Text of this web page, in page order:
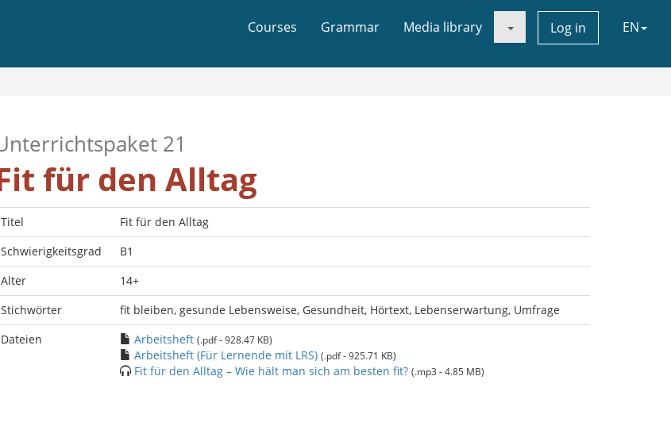
Courses Grammar Media library Log in EN
21
für den Alltag
Titel
Fit für den Alltag
Schwierigkeitsgrad
B1
Alter
14+
Stichwörter
fit bleiben, gesunde Lebensweise, Gesundheit, Hörtext, Lebenserwartung, Umfrage
Dateien
Arbeitsheft (.pdf - 928.47 KB)
Arbeitsheft (Für Lernende mit LRS) (.pdf - 925.71 KB)
Fit für den Alltag – Wie hält man sich am besten fit? (.mp3 - 4.85 MB)